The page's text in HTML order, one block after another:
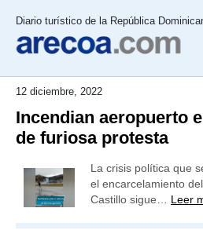
Diario turístico de la República
12 diciembre, 2022
Incendian aeropuerto
de furiosa protesta
La crisis política que
el encarcelamiento
Castillo sigue… Leer